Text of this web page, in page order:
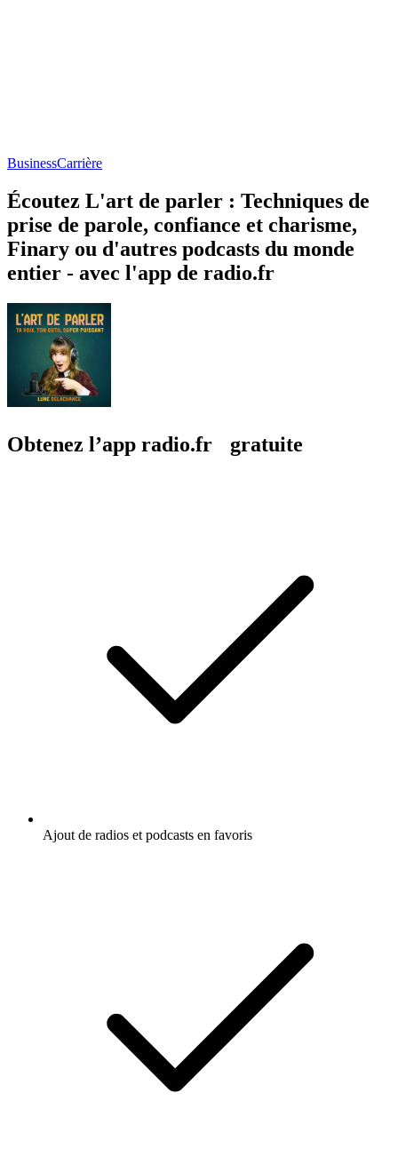
BusinessCarrière
Écoutez L'art de parler : Techniques de
prise de parole, confiance et charisme,
Finary ou d'autres podcasts du monde
entier - avec l'app de radio.fr
Obtenez l’app radio.fr gratuite
Ajout de radios et podcasts en favoris